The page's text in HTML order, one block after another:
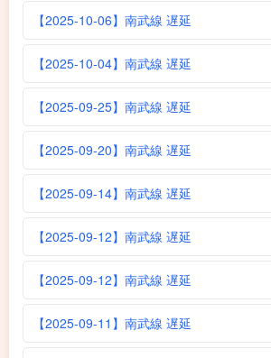
【2025-10-06】南武線 遅延
【2025-10-04】南武線 遅延
【2025-09-25】南武線 遅延
【2025-09-20】南武線 遅延
【2025-09-14】南武線 遅延
【2025-09-12】南武線 遅延
【2025-09-12】南武線 遅延
【2025-09-11】南武線 遅延